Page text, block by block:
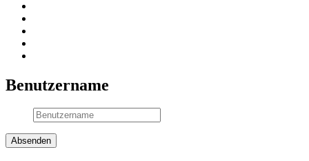
Benutzername